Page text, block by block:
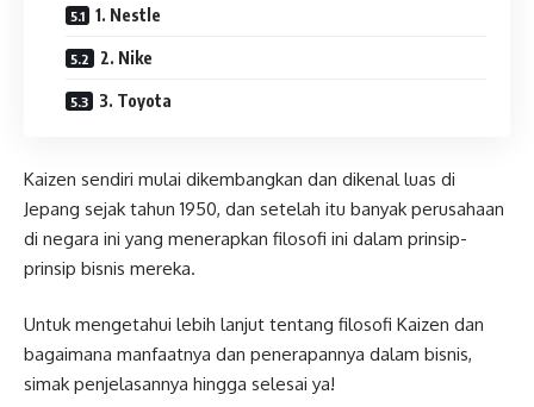
1. Nestle
2. Nike
3. Toyota
Kaizen sendiri mulai dikembangkan dan dikenal luas di
Jepang sejak tahun 1950, dan setelah itu banyak perusahaan
di negara ini yang menerapkan filosofi ini dalam prinsip-
prinsip bisnis mereka.
Untuk mengetahui lebih lanjut tentang filosofi Kaizen dan
bagaimana manfaatnya dan penerapannya dalam bisnis,
simak penjelasannya hingga selesai ya!